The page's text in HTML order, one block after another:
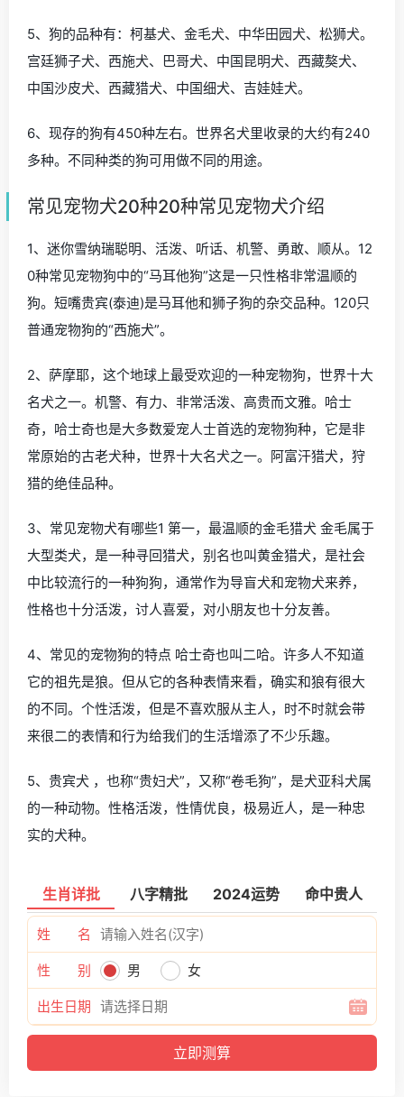
5、狗的品种有：柯基犬、金毛犬、中华田园犬、松狮犬。
宫廷狮子犬、西施犬、巴哥犬、中国昆明犬、西藏獒犬、
中国沙皮犬、西藏猎犬、中国细犬、吉娃娃犬。
6、现存的狗有450种左右。世界名犬里收录的大约有240
多种。不同种类的狗可用做不同的用途。
常见宠物犬20种20种常见宠物犬介绍
1、迷你雪纳瑞聪明、活泼、听话、机警、勇敢、顺从。12
0种常见宠物狗中的“马耳他狗”这是一只性格非常温顺的
狗。短嘴贵宾(泰迪)是马耳他和狮子狗的杂交品种。120只
普通宠物狗的“西施犬”。
2、萨摩耶，这个地球上最受欢迎的一种宠物狗，世界十大
名犬之一。机警、有力、非常活泼、高贵而文雅。哈士
奇，哈士奇也是大多数爱宠人士首选的宠物狗种，它是非
常原始的古老犬种，世界十大名犬之一。阿富汗猎犬，狩
猎的绝佳品种。
3、常见宠物犬有哪些1 第一，最温顺的金毛猎犬 金毛属于
大型类犬，是一种寻回猎犬，别名也叫黄金猎犬，是社会
中比较流行的一种狗狗，通常作为导盲犬和宠物犬来养，
性格也十分活泼，讨人喜爱，对小朋友也十分友善。
4、常见的宠物狗的特点 哈士奇也叫二哈。许多人不知道
它的祖先是狼。但从它的各种表情来看，确实和狼有很大
的不同。个性活泼，但是不喜欢服从主人，时不时就会带
来很二的表情和行为给我们的生活增添了不少乐趣。
5、贵宾犬 ，也称“贵妇犬”，又称“卷毛狗”，是犬亚科犬属
的一种动物。性格活泼，性情优良，极易近人，是一种忠
实的犬种。
生肖详批 八字精批 2024运势 命中贵人
姓 名
性 别 男 女
出生日期